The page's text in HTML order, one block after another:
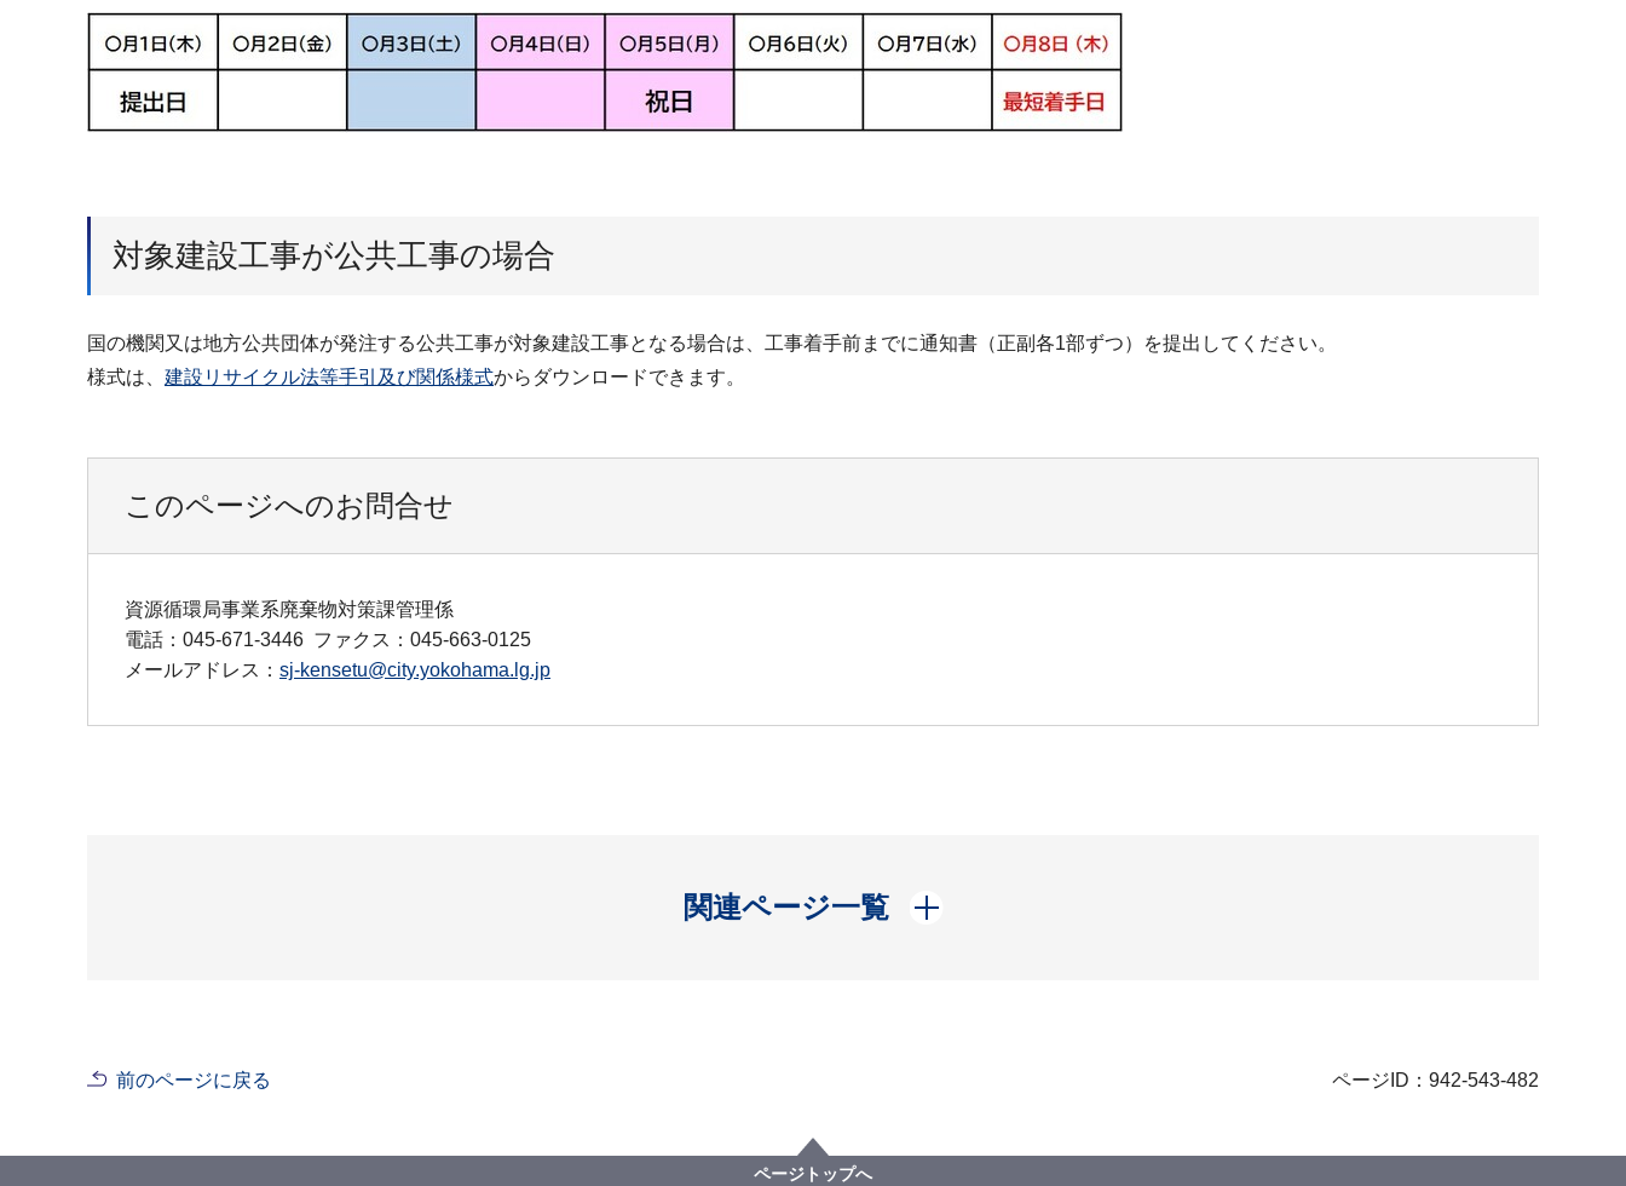
対象建設工事が公共工事の場合
国の機関又は地方公共団体が発注する公共工事が対象建設工事となる場合は、工事着手前までに通知書（正副各1部ずつ）を提出してください。
様式は、 建設リサイクル法等手引及び関係様式からダウンロードできます。
このページへのお問合せ
資源循環局事業系廃棄物対策課管理係
電話：045-671-3446 ファクス：045-663-0125
メールアドレス： sj-kensetu@city.yokohama.lg.jp
関連ページ一覧
開く
前のページに戻る ページID：942-543-482
ページトップへ